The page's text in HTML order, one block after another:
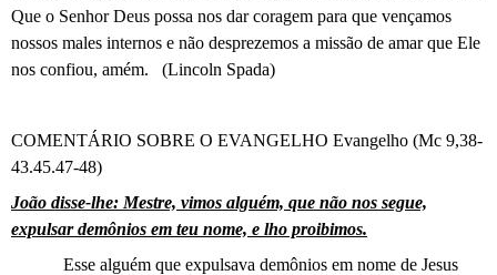
Que o Senhor Deus possa nos dar coragem para que vençamos
nossos males internos e não desprezemos a missão de amar que Ele
nos confiou, amém. (Lincoln Spada)
COMENTÁRIO SOBRE O EVANGELHO Evangelho (Mc 9,38-
43.45.47-48)
João disse-lhe: Mestre, vimos alguém, que não nos segue,
expulsar demônios em teu nome, e lho proibimos.
Esse alguém que expulsava demônios em nome de Jesus